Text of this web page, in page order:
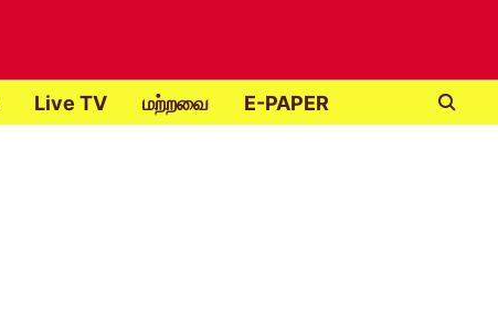
Live TV மற்றவை E-PAPER